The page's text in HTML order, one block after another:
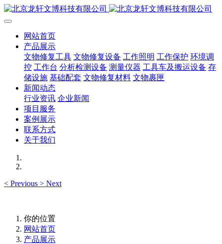
网站首页
产品展示
文物修复工具 文物修复设备 工作照明 工作保护 环境调
控 工作台 分析检测设备 测量仪器 工具车及搬运设备 存
储设施 基础配套 文物修复材料 文物裹匣
新闻动态
行业资讯 企业新闻
项目服务
案例展示
联系方式
关于我们
< Previous > Next
你的位置
网站首页
产品展示